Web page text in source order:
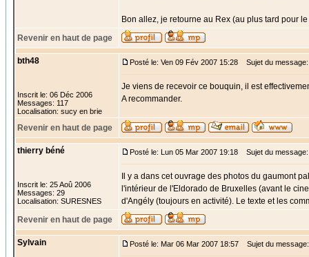
Bon allez, je retourne au Rex (au plus tard pour
Revenir en haut de page
bth48
Inscrit le: 06 Déc 2006
Messages: 117
Localisation: sucy en brie
Posté le: Ven 09 Fév 2007 15:28 Sujet du message:
Je viens de recevoir ce bouquin, il est
A recommander.
Revenir en haut de page
thierry béné
Inscrit le: 25 Aoû 2006
Messages: 29
Localisation: SURESNES
Posté le: Lun 05 Mar 2007 19:18 Sujet du message:
Il y a dans cet ouvrage des photos du gaumont
l'intérieur de l'Eldorado de Bruxelles (avant le
d'Angély (toujours en activité). Le texte et les
Revenir en haut de page
Sylvain Posté le: Mar 06 Mar 2007 18:57 Sujet du message: